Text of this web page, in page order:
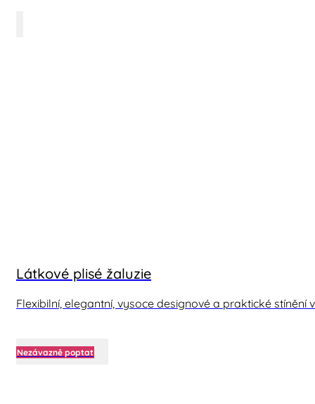
Látkové plisé žaluzie
Flexibilní, elegantní, vysoce designové a praktické stínění
Nezávazně poptat